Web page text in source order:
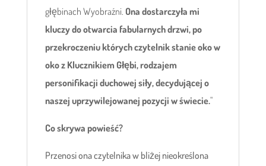
głębinach Wyobraźni. Ona dostarczyła mi
kluczy do otwarcia fabularnych drzwi, po
przekroczeniu których czytelnik stanie oko w
oko z Klucznikiem Głębi, rodzajem
personifikacji duchowej siły, decydującej o
naszej uprzywilejowanej pozycji w świecie."
Co skrywa powieść?
Przenosi ona czytelnika w bliżej nieokreślona